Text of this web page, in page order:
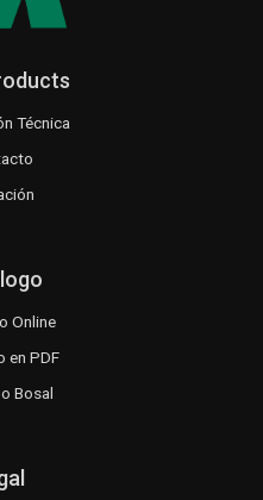
Técnica
Online
en PDF
Bosal